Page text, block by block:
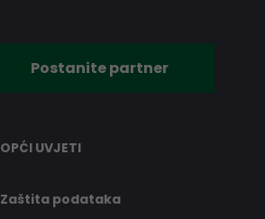
Postanite partner
OPĆI UVJETI
Zaštita podataka